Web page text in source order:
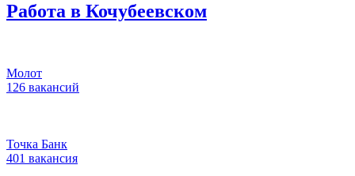
Работа в Кочубеевском
Молот
126 вакансий
Точка Банк
401 вакансия